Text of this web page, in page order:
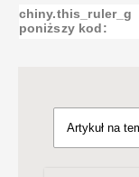
poniższy kod: